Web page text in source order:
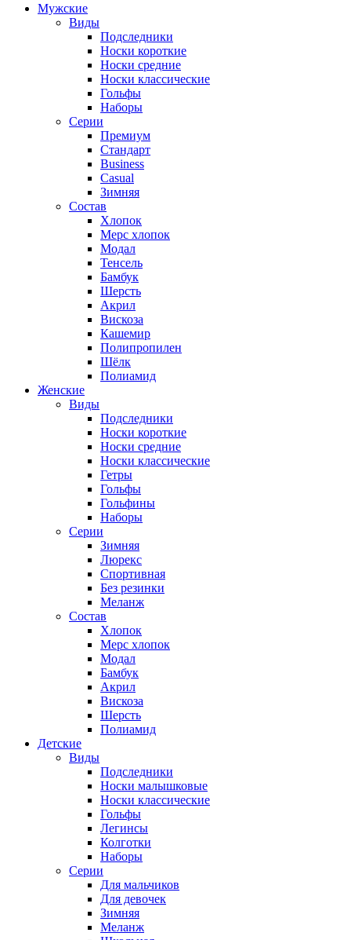
Мужские
Виды
Подследники
Носки короткие
Носки средние
Носки классические
Гольфы
Наборы
Серии
Премиум
Стандарт
Business
Casual
Зимняя
Состав
Хлопок
Мерс хлопок
Модал
Тенсель
Бамбук
Шерсть
Акрил
Вискоза
Кашемир
Полипропилен
Шёлк
Полиамид
Женские
Виды
Подследники
Носки короткие
Носки средние
Носки классические
Гетры
Гольфы
Гольфины
Наборы
Серии
Зимняя
Люрекс
Спортивная
Без резинки
Меланж
Состав
Хлопок
Мерс хлопок
Модал
Бамбук
Акрил
Вискоза
Шерсть
Полиамид
Детские
Виды
Подследники
Носки малышковые
Носки классические
Гольфы
Легинсы
Колготки
Наборы
Серии
Для мальчиков
Для девочек
Зимняя
Меланж